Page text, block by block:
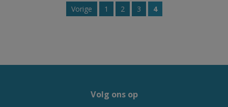
Vorige 1 2 3 4
Volg ons op